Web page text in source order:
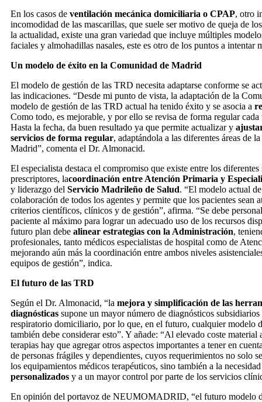
En los casos de ventilación mecánica domiciliaria o CPAP, otro
incomodidad de las mascarillas, que suele ser motivo de queja de
la actualidad, existe una gran variedad que incluye múltiples
faciales y almohadillas nasales, este es otro de los puntos a intentar
Un modelo de éxito en la Comunidad de Madrid
El modelo de gestión de las TRD necesita adaptarse conforme se
las indicaciones. “Desde mi punto de vista, la adaptación de la
modelo de gestión de las TRD actual ha tenido éxito y se asocia a
Como todo, es mejorable, y por ello se revisa de forma regular cada
Hasta la fecha, da buen resultado ya que permite actualizar y
servicios de forma regular, adaptándola a las diferentes áreas de
Madrid”, comenta el Dr. Almonacid.
El especialista destaca el compromiso que existe entre los
prescriptores, lacoordinación entre Atención Primaria y
y liderazgo del Servicio Madrileño de Salud. “El modelo actual
colaboración de todos los agentes y permite que los pacientes sean
criterios científicos, clínicos y de gestión”, afirma. “Se debe
paciente al máximo para lograr un adecuado uso de los recursos
futuro plan debe alinear estrategias con la Administración,
profesionales, tanto médicos especialistas de hospital como de
mejorando aún más la coordinación entre ambos niveles
equipos de gestión”, indica.
El futuro de las TRD
Según el Dr. Almonacid, “la mejora y simplificación de las
diagnósticas supone un mayor número de diagnósticos
respiratorio domiciliario, por lo que, en el futuro, cualquier modelo
también debe considerar esto”. Y añade: “Al elevado coste material
terapias hay que agregar otros aspectos importantes a tener en
de personas frágiles y dependientes, cuyos requerimientos no solo
los equipamientos médicos terapéuticos, sino también a la
personalizados y a un mayor control por parte de los servicios
En opinión del portavoz de NEUMOMADRID, “el futuro modelo